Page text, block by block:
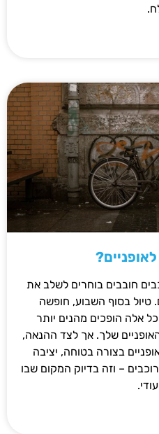
חובבים בוחרים לשלב את
טיול בסוף השבוע, חופשה
אלה הופכים מהנים יותר
שלך. אך לצד ההנאה,
בצורה בטוחה, יציבה
– וזה בדיוק המקום שבו